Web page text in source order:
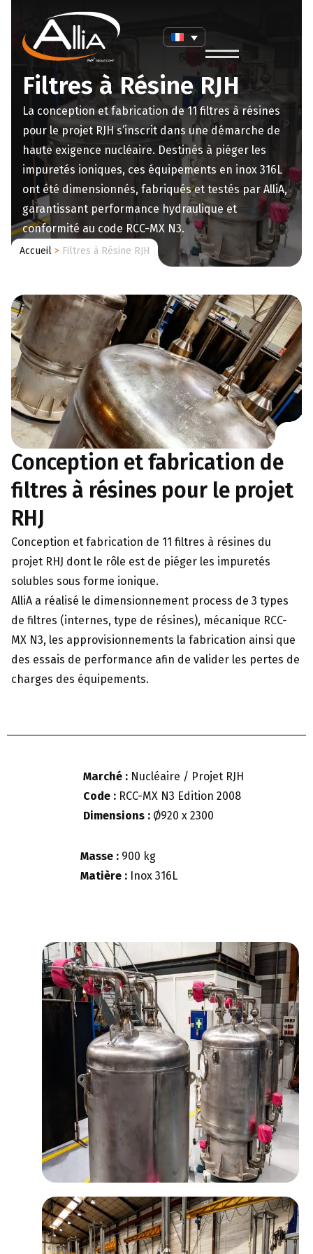
Filtres à Résine RJH
La conception et fabrication de 11 filtres à résines
pour le projet RJH s’inscrit dans une démarche de
haute exigence nucléaire. Destinés à piéger les
impuretés ioniques, ces équipements en inox 316L
ont été dimensionnés, fabriqués et testés par AlliA,
garantissant performance hydraulique et
conformité au code RCC-MX N3.
Accueil > Filtres à Résine RJH
Conception et fabrication de
filtres à résines pour le projet
RHJ
Conception et fabrication de 11 filtres à résines du
projet RHJ dont le rôle est de piéger les impuretés
solubles sous forme ionique.
AlliA a réalisé le dimensionnement process de 3 types
de filtres (internes, type de résines), mécanique RCC-
MX N3, les approvisionnements la fabrication ainsi que
des essais de performance afin de valider les pertes de
charges des équipements.
Marché : Nucléaire / Projet RJH
Code : RCC-MX N3 Edition 2008
Dimensions : Ø920 x 2300
Masse :900 kg
Matière :Inox 316L